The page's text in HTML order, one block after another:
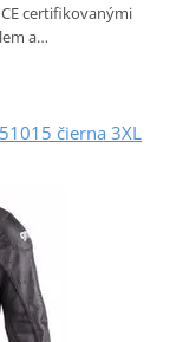
certifikovanými
a…
čierna 3XL